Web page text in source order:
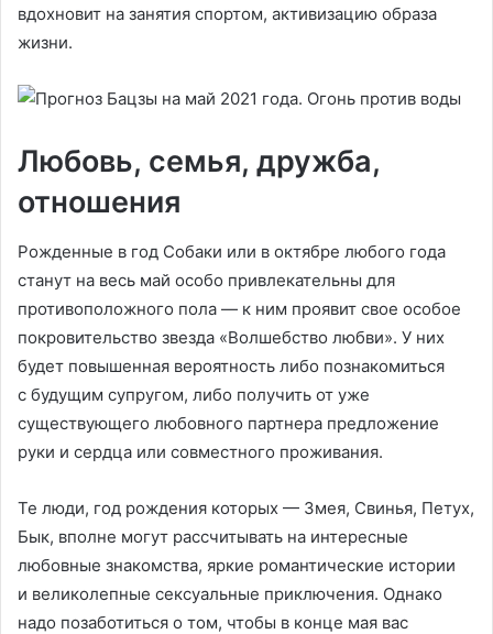
вдохновит на занятия спортом, активизацию образа
жизни.
Любовь, семья, дружба,
отношения
Рожденные в год Собаки или в октябре любого года
станут на весь май особо привлекательны для
противоположного пола — к ним проявит свое особое
покровительство звезда «Волшебство любви». У них
будет повышенная вероятность либо познакомиться
с будущим супругом, либо получить от уже
существующего любовного партнера предложение
руки и сердца или совместного проживания.
Те люди, год рождения которых — Змея, Свинья, Петух,
Бык, вполне могут рассчитывать на интересные
любовные знакомства, яркие романтические истории
и великолепные сексуальные приключения. Однако
надо позаботиться о том, чтобы в конце мая вас